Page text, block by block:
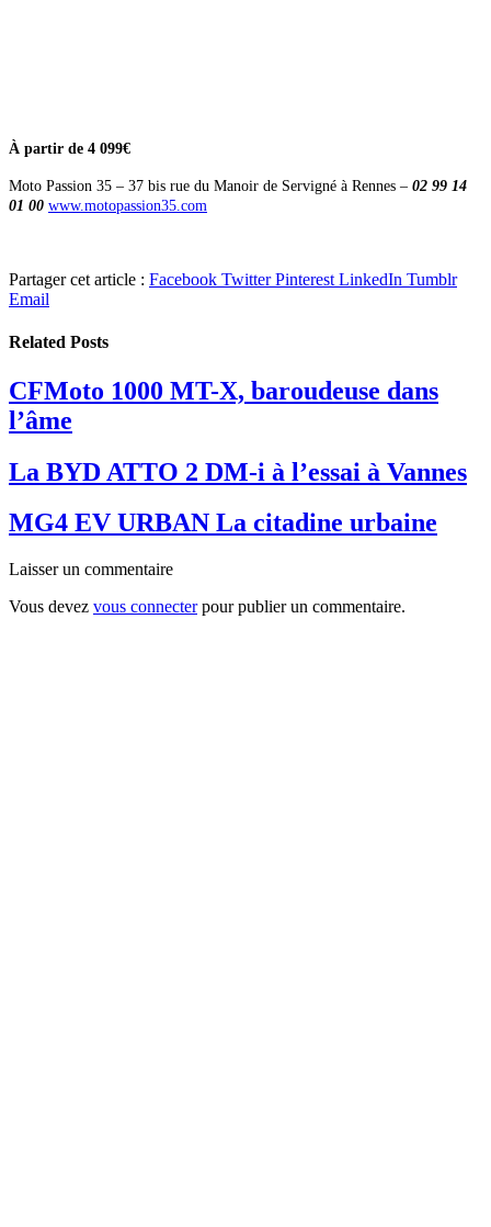
À partir de 4 099€
Moto Passion 35 – 37 bis rue du Manoir de Servigné à Rennes – 02 99 14
01 00 www.motopassion35.com
Partager cet article : Facebook Twitter Pinterest LinkedIn Tumblr
Email
Related Posts
CFMoto 1000 MT-X, baroudeuse dans
l’âme
La BYD ATTO 2 DM-i à l’essai à Vannes
MG4 EV URBAN La citadine urbaine
Laisser un commentaire
Vous devez vous connecterpour publier un commentaire.